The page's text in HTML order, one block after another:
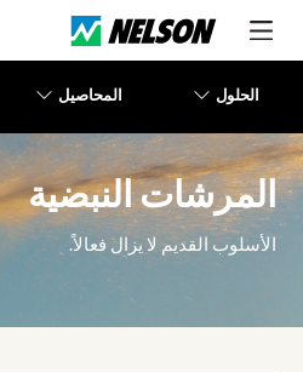
الحلول المحاصيل
المرشات النبضية
الأسلوب القديم لا يزال فعالاً.